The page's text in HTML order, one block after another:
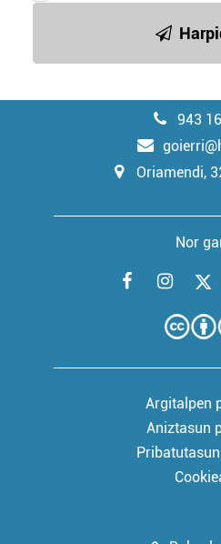
943
Oriamendi,
Nor
Argitalpen
Aniztasun